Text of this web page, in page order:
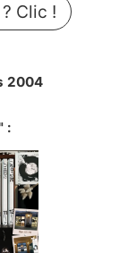
Clic !
2004
: